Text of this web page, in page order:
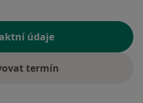
údaje
termín